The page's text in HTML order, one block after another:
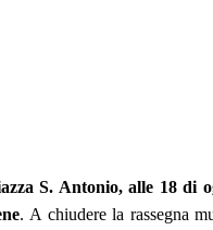
S. Antonio, alle 18 di
. A chiudere la rassegna